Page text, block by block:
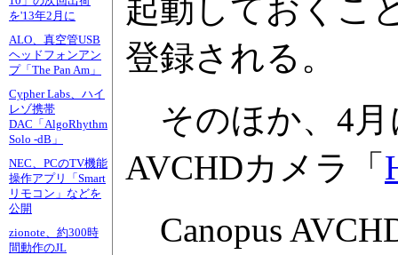
を'13年2月に
ALO、真空管USB
ヘッドフォンアン
プ「The Pan Am」
Cypher Labs、ハイ
レゾ携帯
DAC「AlgoRhythm
Solo -dB」
NEC、PCのTV機能
操作アプリ「Smart
リモコン」などを
公開
zionote、約300時
間動作のJL
起動しておくこ
登録される。
そのほか、4月
AVCHDカメラ「
Canopus